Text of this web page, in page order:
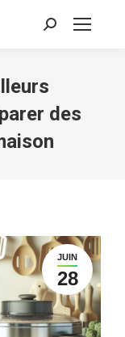
Recherche
des
JUIN
28